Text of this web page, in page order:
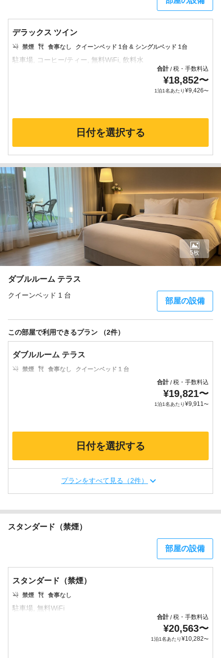
デラックス ツイン
禁煙 食事なし クイーンベッド 1台 & シングルベッド 1台
合計/税・手数料込
¥18,852〜
1泊1名あたり¥9,426〜
日付を選択する
ダブルルーム テラス
クイーンベッド 1 台
部屋の設備
5枚
この部屋で利用できるプラン （2件）
ダブルルーム テラス
禁煙 食事なし
クイーンベッド 1 台
合計/税・手数料込
¥19,821〜
1泊1名あたり¥9,911〜
日付を選択する
プランをすべて見る（2件）
スタンダード（禁煙）
部屋の設備
スタンダード（禁煙）
禁煙 食事なし
合計/税・手数料込
¥20,563〜
1泊1名あたり¥10,282〜